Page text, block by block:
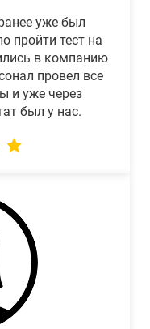
уже был
пройти тест на
в компанию
провел все
и уже через
был у нас.